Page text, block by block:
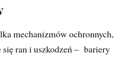
mechanizmów ochronnych,
się ran i uszkodzeń – bariery